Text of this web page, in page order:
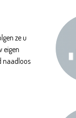
ze u
eigen
naadloos